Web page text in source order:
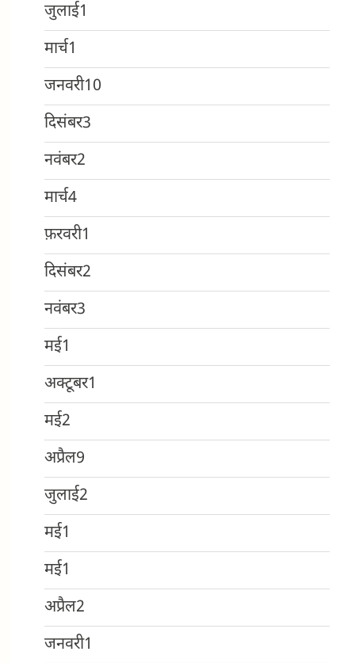
जुलाई1
मार्च1
जनवरी10
दिसंबर3
नवंबर2
मार्च4
फ़रवरी1
दिसंबर2
नवंबर3
मई1
अक्टूबर1
मई2
अप्रैल9
जुलाई2
मई1
मई1
अप्रैल2
जनवरी1